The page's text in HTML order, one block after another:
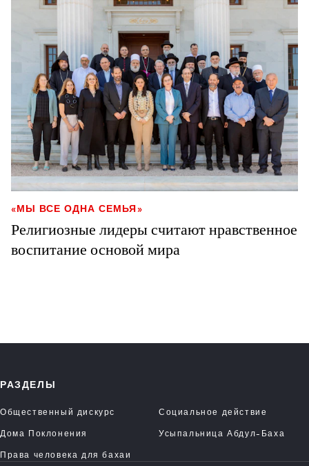
«МЫ ВСЕ ОДНА СЕМЬЯ»
Религиозные лидеры считают нравственное
воспитание основой мира
РАЗДЕЛЫ
Общественный дискурс
Социальное действие
Дома Поклонения
Усыпальница Абдул-Баха
Права человека для бахаи